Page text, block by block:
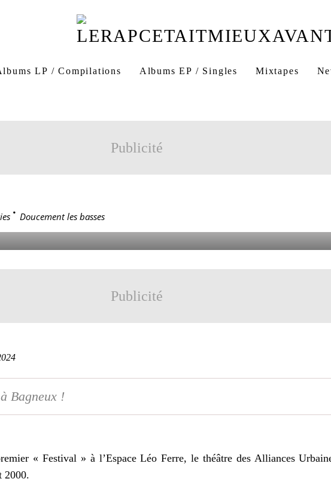
LP / Compilations Albums EP / Singles Mixtapes
Publicité
> Doucement les basses
Publicité
Bagneux !
« Festival » à l’Espace Léo Ferre, le théâtre des Alliances
2000.